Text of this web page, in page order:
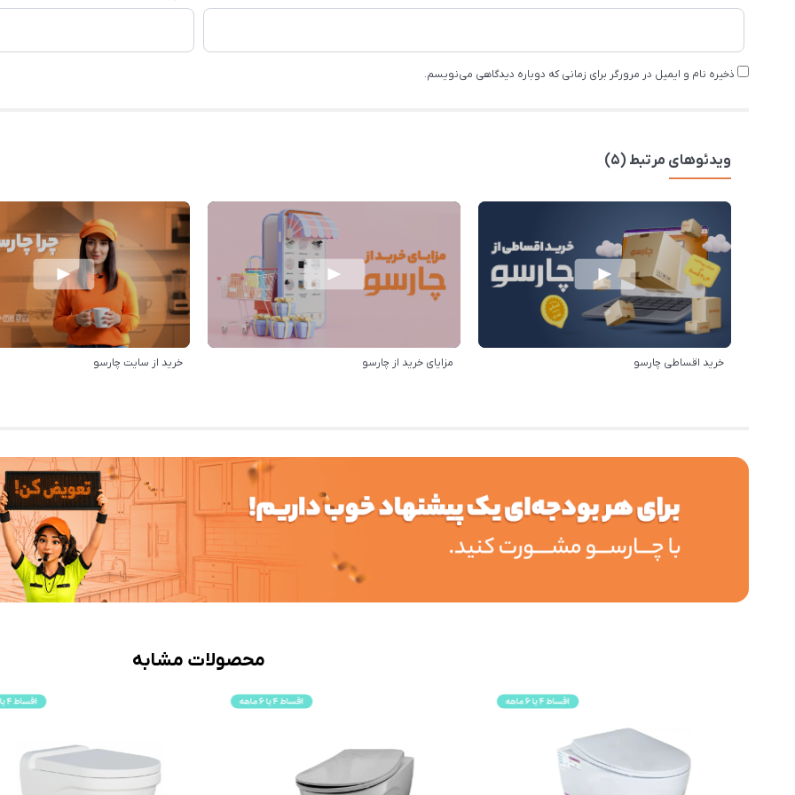
ذخیره نام و ایمیل در مرورگر برای زمانی که دوباره دیدگاهی می‌نویسم.
ویدئوهای مرتبط (5)
خرید اقساطی چارسو مزایای خرید از چارسو خرید از سایت چارسو
محصولات مشابه